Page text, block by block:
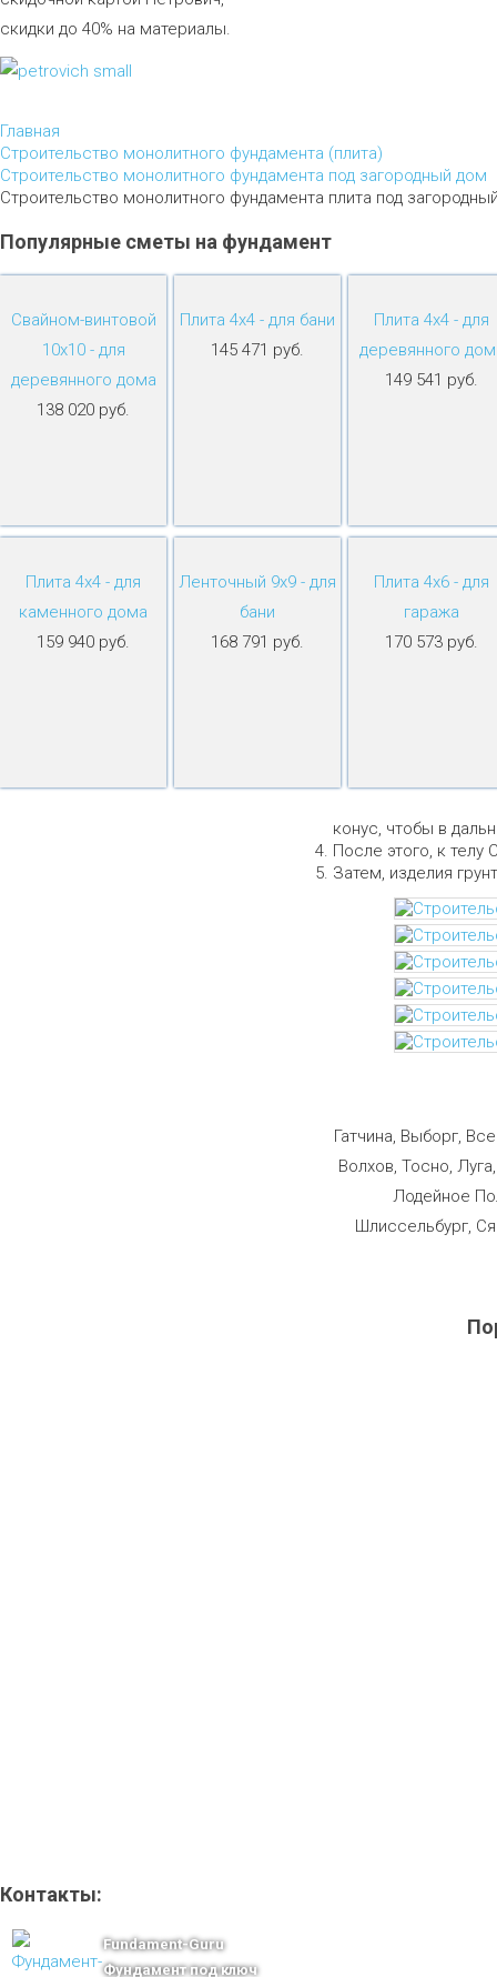
скидки до 40% на материалы.
Главная
Строительство монолитного фундамента (плита)
Строительство монолитного фундамента под загородный дом
Строительство монолитного фундамента плита под
Популярные сметы на фундамент
Свайном-винтовой
10х10 - для
деревянного дома
138 020 руб.
Плита 4х4 - для бани
145 471 руб.
Плита 4х4 - для
деревянного
149 541 руб.
Плита 4х4 - для
каменного дома
159 940 руб.
Ленточный 9х9 - для
бани
168 791 руб.
Плита 4х6 - для
гаража
170 573 руб.
конус, чтобы в
После этого, к телу
Затем, изделия
Гатчина, Выборг,
Волхов, Тосно,
Лодейное
Шлиссельбург,
Контакты:
Fundament-Guru
Фундамент под ключ